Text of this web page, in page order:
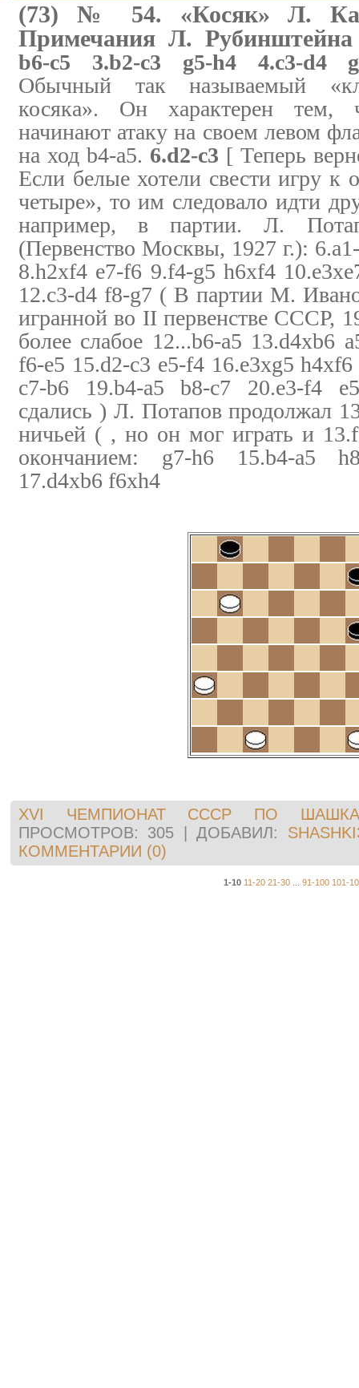
(73) № 54. «Косяк» Л.
Примечания Л. Рубинштейна
b6-c5 3.b2-c3 g5-h4 4.c3-d4
Обычный так называемый
косяка». Он характерен тем,
начинают атаку на своем левом
на ход b4-a5. 6.d2-c3 [ Теперь
Если белые хотели свести игру к
четыре», то им следовало идти
например, в партии. Л.
(Первенство Москвы, 1927 г.):
8.h2xf4 e7-f6 9.f4-g5 h6xf4
12.c3-d4 f8-g7 ( В партии М.
игранной во II первенстве СССР,
более слабое 12...b6-a5 13.d4xb6
f6-e5 15.d2-c3 e5-f4 16.e3xg5
c7-b6 19.b4-a5 b8-c7 20.e3-f4
сдались ) Л. Потапов продолжал
ничьей ( , но он мог играть и
окончанием: g7-h6 15.b4-a5
17.d4xb6 f6xh4
XVI ЧЕМПИОНАТ СССР ПО
ПРОСМОТРОВ:
305 |ДОБАВИЛ:
КОММЕНТАРИИ (0)
1-10 11-20 21-30 91-100 101-